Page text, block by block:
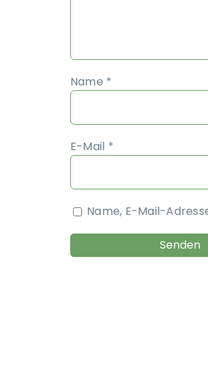
Name *
E-Mail *
Name, E-Mail-